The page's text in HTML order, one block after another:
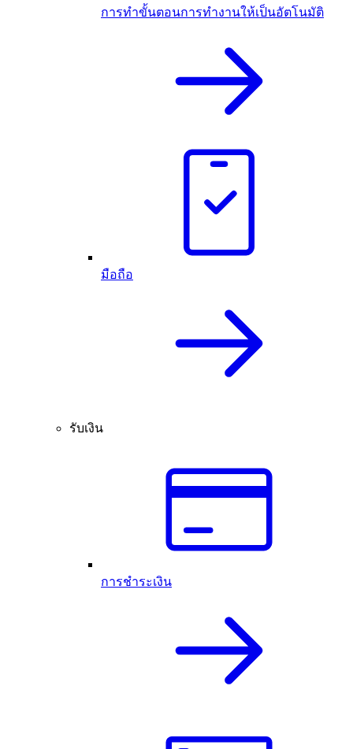
การทำขั้นตอนการทำงานให้เป็นอัตโนมัติ
มือถือ
รับเงิน
การชำระเงิน